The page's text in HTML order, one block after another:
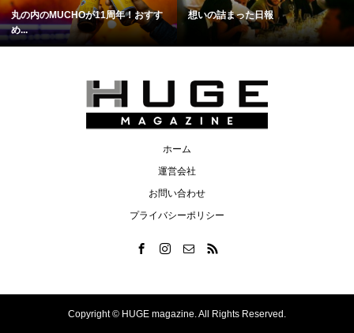
丸の内のMUCHOが11周年！おすす
め...
想いの詰まった日報
ホーム
運営会社
お問い合わせ
プライバシーポリシー
Copyright © HUGE magazine. All Rights Reserved.